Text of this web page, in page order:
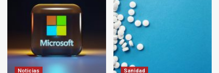
Noticias Sanidad